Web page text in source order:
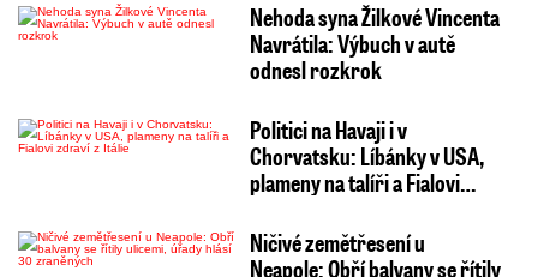
Nehoda syna Žilkové Vincenta
Navrátila: Výbuch v autě
odnesl rozkrok
Politici na Havaji i v
Chorvatsku: Líbánky v USA,
plameny na talíři a Fialovi…
Ničivé zemětřesení u
Neapole: Obří balvany se řítily